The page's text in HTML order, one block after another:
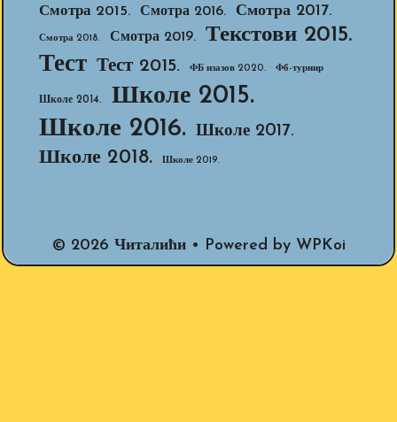
Смотра 2015. Смотра 2016. Смотра 2017.
Смотра 2018. Смотра 2019. Текстови 2015.
Тест Тест 2015. ФБ изазов 2020. Фб-турнир
Школе 2014.
Школе 2015.
Школе 2016. Школе 2017.
Школе 2018. Школе 2019.
© 2026 Читалићи• Powered by WPKoi